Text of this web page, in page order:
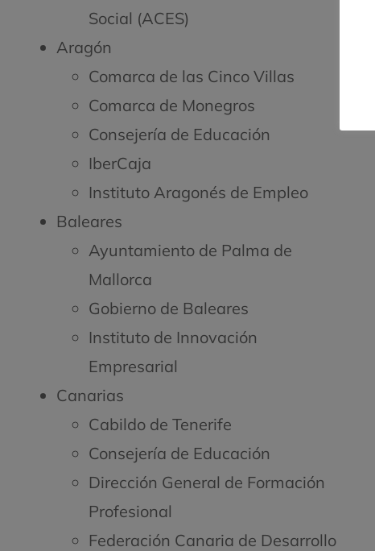
Social (ACES)
Aragón
Comarca de las Cinco Villas
Comarca de Monegros
Consejería de Educación
IberCaja
Instituto Aragonés de Empleo
Baleares
Ayuntamiento de Palma de
Mallorca
Gobierno de Baleares
Instituto de Innovación
Empresarial
Canarias
Cabildo de Tenerife
Consejería de Educación
Dirección General de Formación
Profesional
Federación Canaria de Desarrollo